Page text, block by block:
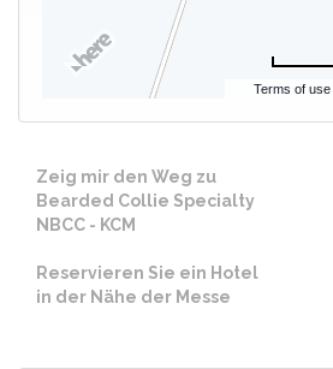
Terms of use
Zeig mir den Weg zu
Bearded Collie Specialty
NBCC - KCM
Reservieren Sie ein Hotel
in der Nähe der Messe